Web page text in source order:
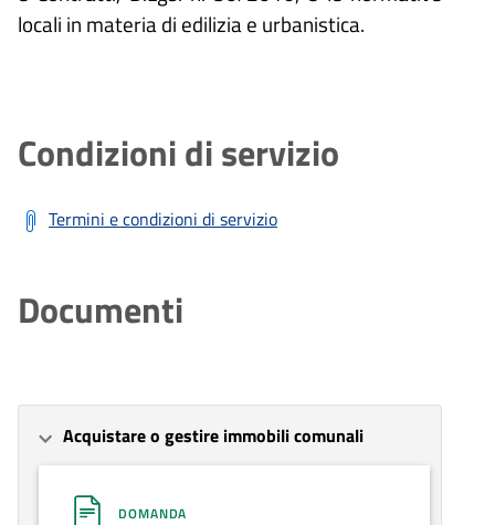
locali in materia di edilizia e urbanistica.
Condizioni di servizio
Termini e condizioni di servizio
Documenti
Acquistare o gestire immobili comunali
DOMANDA